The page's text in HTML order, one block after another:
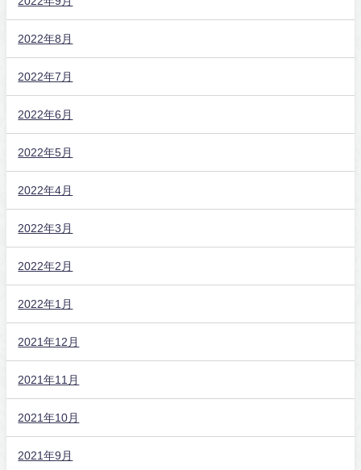
2022年8月
2022年7月
2022年6月
2022年5月
2022年4月
2022年3月
2022年2月
2022年1月
2021年12月
2021年11月
2021年10月
2021年9月